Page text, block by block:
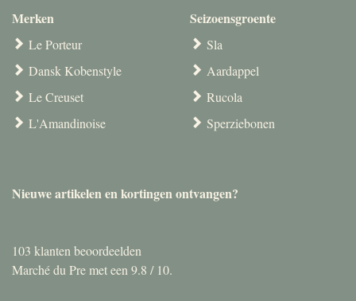
Merken
Le Porteur
Dansk Kobenstyle
Le Creuset
L'Amandinoise
Seizoensgroente
Sla
Aardappel
Rucola
Sperziebonen
Nieuwe artikelen en kortingen ontvangen?
103 klanten beoordeelden
Marché du Pre met een 9.8 / 10.